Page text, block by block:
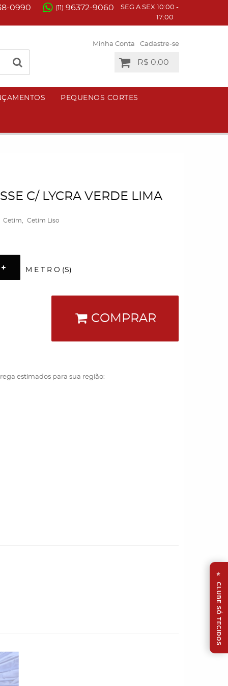
0990 (11) 96372-9060
SEG A SEX 10:00 -
17:00
Minha Conta Cadastre-se
R$ 0,00
PEQUENOS CORTES
C/ LYCRA VERDE LIMA
Cetim Cetim Liso
M E T R O (S)
COMPRAR
estimados para sua região:
⭐
CLUBE SÓ TECIDOS